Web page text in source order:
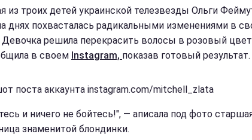
из троих детей украинской телезвезды Ольги
днях похвасталась радикальными изменениями в
Девочка решила перекрасить волосы в розовый
в своем Instagram, показав готовый результат.
поста аккаунта instagram.com/mitchell_zlata
и ничего не бойтесь!", — аписала под фото
знаменитой блондинки.